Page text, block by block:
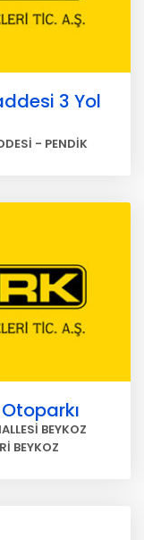
3 Yol
- PENDİK
BEYKOZ
BEYKOZ